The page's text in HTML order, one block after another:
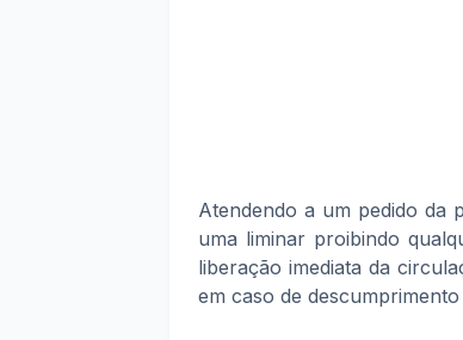
Atendendo a um pedido da
uma liminar proibindo
liberação imediata da
em caso de descumprimento